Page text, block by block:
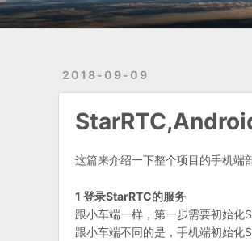
2018-09-09
这篇来介绍一下整个项目的手机端
1 登录StarRTC的服务
跟小车端一样，第一步需要初始化
跟小车端不同的是，手机端初始化